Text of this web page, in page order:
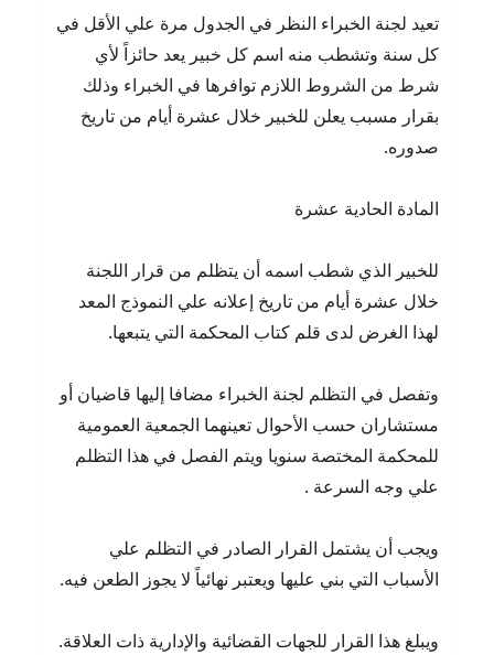
تعيد لجنة الخبراء النظر في الجدول مرة علي الأقل في
كل سنة وتشطب منه اسم كل خبير يعد حائزاً لأي
شرط من الشروط اللازم توافرها في الخبراء وذلك
بقرار مسبب يعلن للخبير خلال عشرة أيام من تاريخ
صدوره.
المادة الحادية عشرة
للخبير الذي شطب اسمه أن يتظلم من قرار اللجنة
خلال عشرة أيام من تاريخ إعلانه علي النموذج المعد
لهذا الغرض لدى قلم كتاب المحكمة التي يتبعها.
وتفصل في التظلم لجنة الخبراء مضافا إليها قاضيان أو
مستشاران حسب الأحوال تعينهما الجمعية العمومية
للمحكمة المختصة سنويا ويتم الفصل في هذا التظلم
علي وجه السرعة .
ويجب أن يشتمل القرار الصادر في التظلم علي
الأسباب التي بني عليها ويعتبر نهائياً لا يجوز الطعن فيه.
ويبلغ هذا القرار للجهات القضائية والإدارية ذات العلاقة.